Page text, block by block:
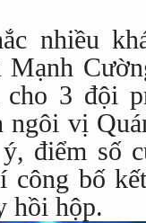
nhiều
3 đội
ngôi vị
điểm số
công bố
hồi hộp.